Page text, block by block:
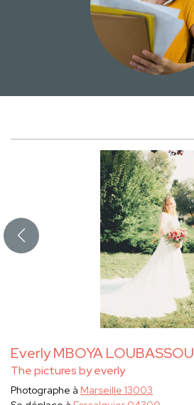
Everly MBOYA LOUBASSOU
The pictures by everly
Photographe à Marseille 13003